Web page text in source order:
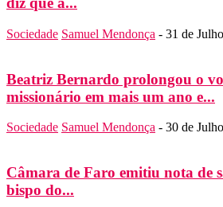
Sociedade Samuel Mendonça - 31 de
Beatriz Bernardo prolongou o
missionário em mais um ano e...
Sociedade Samuel Mendonça - 30 de
Câmara de Faro emitiu nota de
bispo do...